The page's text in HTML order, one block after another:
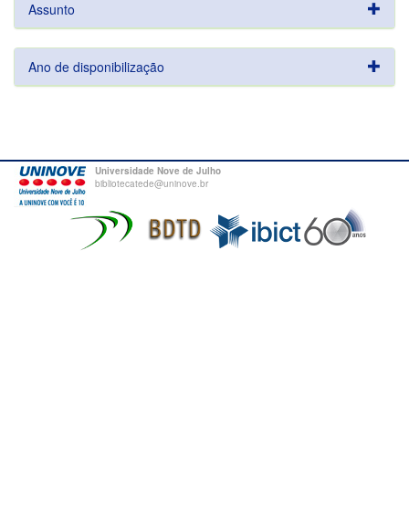
Assunto
Ano de disponibilização
Universidade Nove de Julho
bibliotecatede@uninove.br